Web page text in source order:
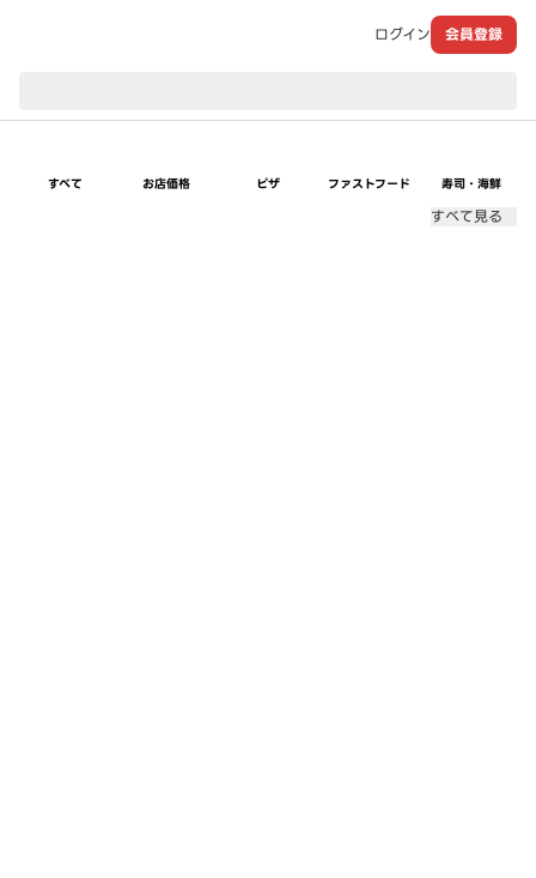
ログイン 会員登録
すべて お店価格 ピザ ファストフード 寿司・海鮮
すべて見る